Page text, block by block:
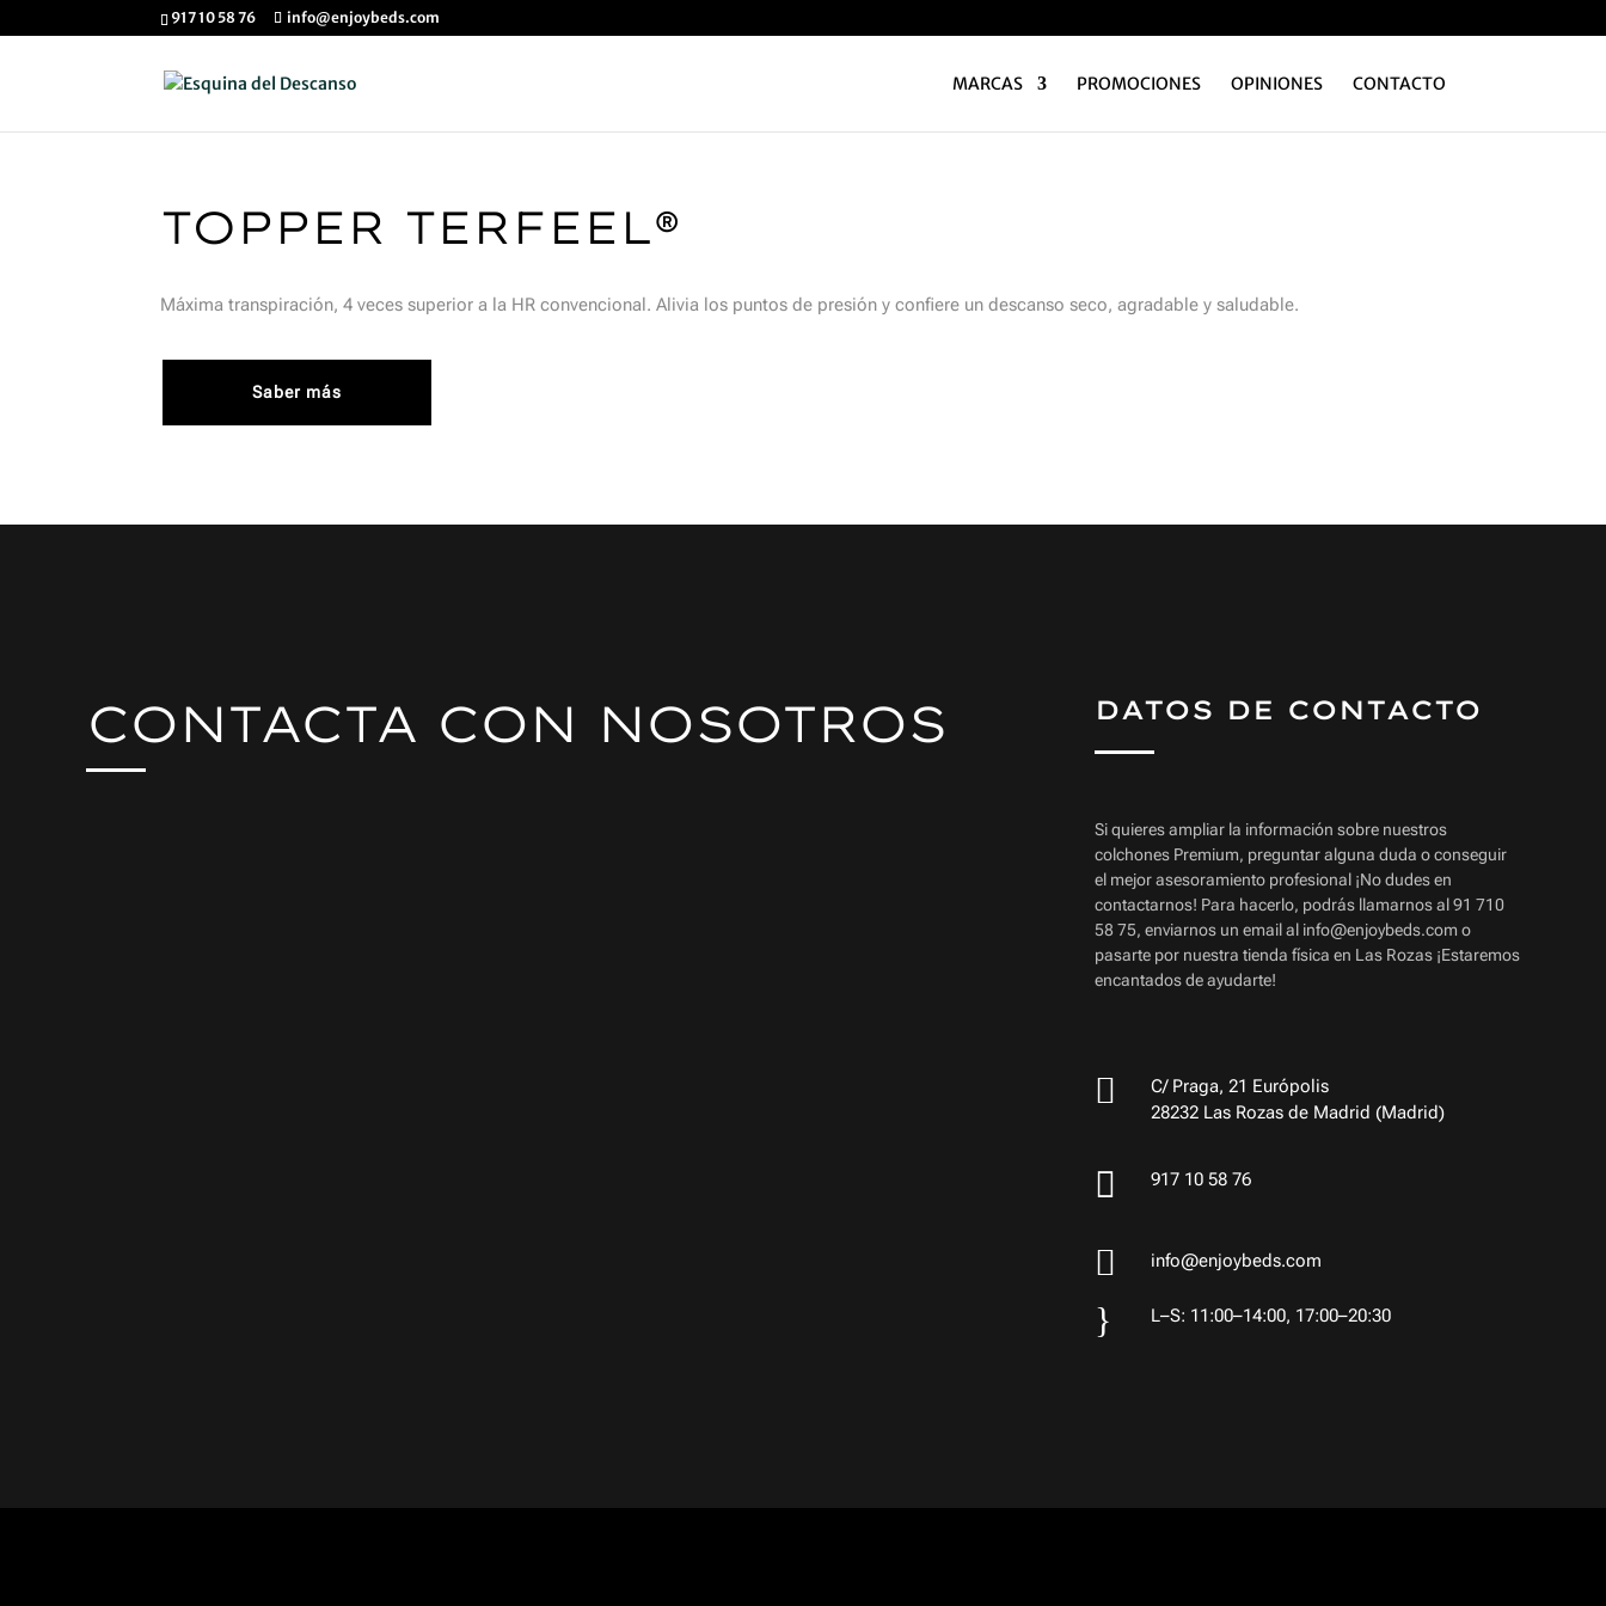
917 10 58 76 info@enjoybeds.com
MARCAS PROMOCIONES OPINIONES CONTACTO
TOPPER TERFEEL®
Máxima transpiración, 4 veces superior a la HR convencional. Alivia los puntos de presión y confiere un descanso seco, agradable y saludable.
Saber más
CONTACTA CON NOSOTROS DATOS DE CONTACTO
Si quieres ampliar la información sobre nuestros
colchones Premium, preguntar alguna duda o conseguir
el mejor asesoramiento profesional ¡No dudes en
contactarnos! Para hacerlo, podrás llamarnos al 91 710
58 75, enviarnos un email al info@enjoybeds.com o
pasarte por nuestra tienda física en Las Rozas ¡Estaremos
encantados de ayudarte!

C/ Praga, 21 Európolis
28232 Las Rozas de Madrid (Madrid)
 917 10 58 76
 info@enjoybeds.com
} L–S: 11:00–14:00, 17:00–20:30